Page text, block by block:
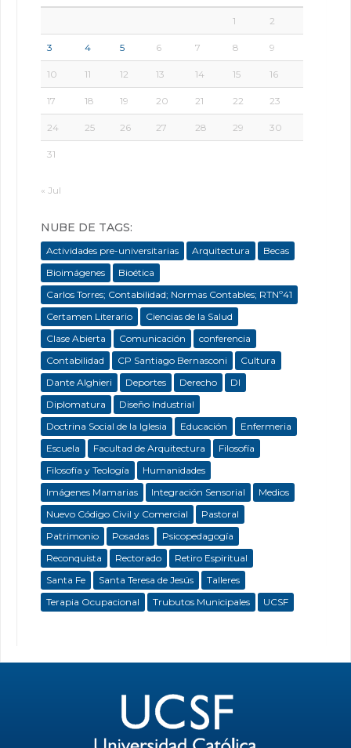
1 2
3 4 5 6 7 8 9
10 11 12 13 14 15 16
17 18 19 20 21 22 23
24 25 26 27 28 29 30
31
« Jul
NUBE DE TAGS:
Actividades pre-universitarias Arquitectura
Becas
Bioimágenes
Bioética
Carlos Torres; Contabilidad; Normas Contables; RTNº41
Certamen Literario
Ciencias de la Salud
Clase Abierta
Comunicación
conferencia
Contabilidad
CP Santiago Bernasconi
Cultura
Dante Alghieri
Deportes Derecho
DI
Diplomatura
Diseño Industrial
Doctrina Social de la Iglesia
Educación
Enfermeria
Escuela
Facultad de Arquitectura
Filosofía
Filosofía y Teología
Humanidades
Imágenes Mamarias
Integración Sensorial
Medios
Nuevo Código Civil y Comercial
Pastoral
Patrimonio
Posadas
Psicopedagogía
Reconquista
Rectorado
Retiro Espiritual
Santa Fe
Santa Teresa de Jesús
Talleres
Terapia Ocupacional
Trubutos Municipales UCSF